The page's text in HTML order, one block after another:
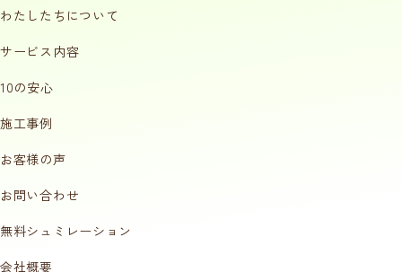
わたしたちについて
サービス内容
10の安心
施工事例
お客様の声
お問い合わせ
無料シュミレーション
会社概要